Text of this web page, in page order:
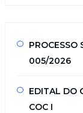
PROCESSO
005/2026
EDITAL DO
COC I